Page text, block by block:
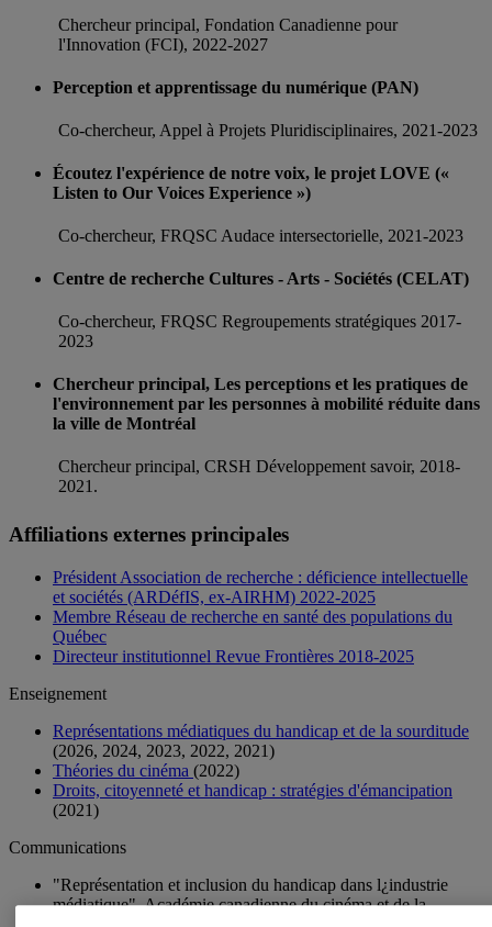
Chercheur principal, Fondation Canadienne pour
l'Innovation (FCI), 2022-2027
Perception et apprentissage du numérique (PAN)
Co-chercheur, Appel à Projets Pluridisciplinaires, 2021-2023
Écoutez l'expérience de notre voix, le projet LOVE («
Listen to Our Voices Experience »)
Co-chercheur, FRQSC Audace intersectorielle, 2021-2023
Centre de recherche Cultures - Arts - Sociétés (CELAT)
Co-chercheur, FRQSC Regroupements stratégiques 2017-
2023
Chercheur principal, Les perceptions et les pratiques de
l'environnement par les personnes à mobilité réduite dans
la ville de Montréal
Chercheur principal, CRSH Développement savoir, 2018-
2021.
Affiliations externes principales
Président Association de recherche : déficience intellectuelle
et sociétés (ARDéfIS, ex-AIRHM) 2022-2025
Membre Réseau de recherche en santé des populations du
Québec
Directeur institutionnel Revue Frontières 2018-2025
Enseignement
Représentations médiatiques du handicap et de la sourditude
(2026, 2024, 2023, 2022, 2021)
Théories du cinéma (2022)
Droits, citoyenneté et handicap : stratégies d'émancipation
(2021)
Communications
"Représentation et inclusion du handicap dans l¿industrie
médiatique", Académie canadienne du cinéma et de la